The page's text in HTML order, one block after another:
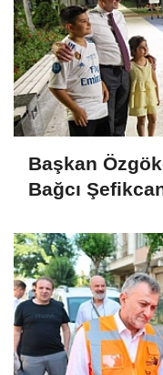
Başkan
Bağcı